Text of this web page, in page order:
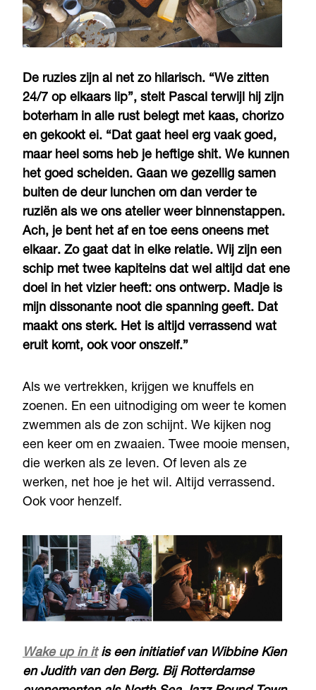
De ruzies zijn al net zo hilarisch. “We zitten
24/7 op elkaars lip”, stelt Pascal terwijl hij zijn
boterham in alle rust belegt met kaas, chorizo
en gekookt ei. “Dat gaat heel erg vaak goed,
maar heel soms heb je heftige shit. We kunnen
het goed scheiden. Gaan we gezellig samen
buiten de deur lunchen om dan verder te
ruziën als we ons atelier weer binnenstappen.
Ach, je bent het af en toe eens oneens met
elkaar. Zo gaat dat in elke relatie. Wij zijn een
schip met twee kapiteins dat wel altijd dat ene
doel in het vizier heeft: ons ontwerp. Madje is
mijn dissonante noot die spanning geeft. Dat
maakt ons sterk. Het is altijd verrassend wat
eruit komt, ook voor onszelf.”
Als we vertrekken, krijgen we knuffels en
zoenen. En een uitnodiging om weer te komen
zwemmen als de zon schijnt. We kijken nog
een keer om en zwaaien. Twee mooie mensen,
die werken als ze leven. Of leven als ze
werken, net hoe je het wil. Altijd verrassend.
Ook voor henzelf.
Wake up in it is een initiatief van Wibbine Kien
en Judith van den Berg. Bij Rotterdamse